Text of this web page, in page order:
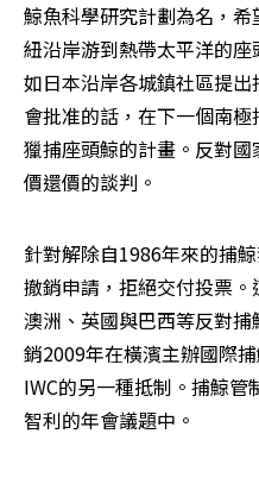
鯨魚科學研究計劃為名，
紐沿岸游到熱帶太平洋的
如日本沿岸各城鎮社區提
會批准的話，在下一個南
獵捕座頭鯨的計畫。反對
價還價的談判。
針對解除自1986年來的捕
撤銷申請，拒絕交付投票
澳洲、英國與巴西等反對
銷2009年在橫濱主辦國際
IWC的另一種抵制。捕鯨
智利的年會議題中。